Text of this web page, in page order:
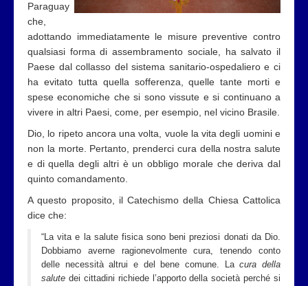
Paraguay
che,
adottando immediatamente le misure preventive contro
qualsiasi forma di assembramento sociale, ha salvato il
Paese dal collasso del sistema sanitario-ospedaliero e ci
ha evitato tutta quella sofferenza, quelle tante morti e
spese economiche che si sono vissute e si continuano a
vivere in altri Paesi, come, per esempio, nel vicino Brasile.
Dio, lo ripeto ancora una volta, vuole la vita degli uomini e
non la morte. Pertanto, prenderci cura della nostra salute
e di quella degli altri è un obbligo morale che deriva dal
quinto comandamento.
A questo proposito, il Catechismo della Chiesa Cattolica
dice che:
“La vita e la salute fisica sono beni preziosi donati da Dio.
Dobbiamo averne ragionevolmente cura, tenendo conto
delle necessità altrui e del bene comune. Lacura della
salute dei cittadini richiede l’apporto della società perché si